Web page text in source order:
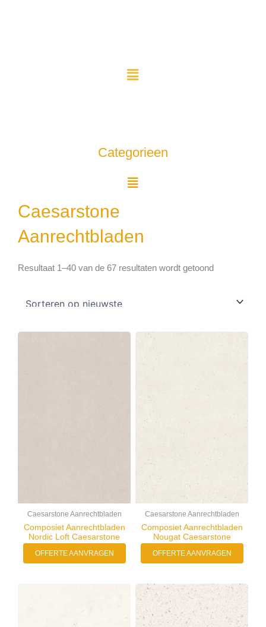
Categorieen
Menu
Caesarstone
Aanrechtbladen
Resultaat 1–40 van de 67 resultaten wordt getoondGesorteerd
Caesarstone Aanrechtbladen
Composiet Aanrechtbladen
Nordic Loft Caesarstone
OFFERTE AANVRAGEN
Caesarstone Aanrechtbladen
Composiet Aanrechtbladen
Nougat Caesarstone
OFFERTE AANVRAGEN